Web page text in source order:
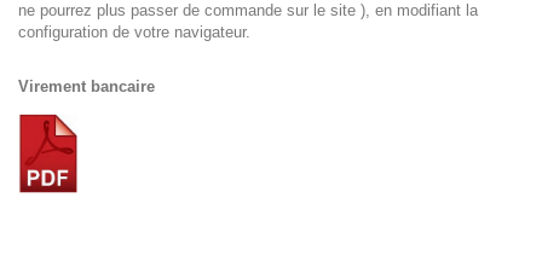
ne pourrez plus passer de commande sur le site ), en modifiant la
configuration de votre navigateur.
Virement bancaire